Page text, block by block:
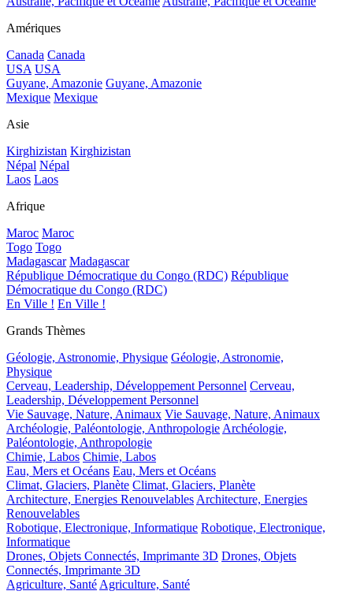
Amériques
Canada Canada
USA USA
Guyane, Amazonie Guyane, Amazonie
Mexique Mexique
Asie
Kirghizistan Kirghizistan
Népal Népal
Laos Laos
Afrique
Maroc Maroc
Togo Togo
Madagascar Madagascar
République Démocratique du Congo (RDC) République
Démocratique du Congo (RDC)
En Ville ! En Ville !
Grands Thèmes
Géologie, Astronomie, Physique Géologie, Astronomie,
Physique
Cerveau, Leadership, Développement Personnel Cerveau,
Leadership, Développement Personnel
Vie Sauvage, Nature, Animaux Vie Sauvage, Nature, Animaux
Archéologie, Paléontologie, Anthropologie Archéologie,
Paléontologie, Anthropologie
Chimie, Labos Chimie, Labos
Eau, Mers et Océans Eau, Mers et Océans
Climat, Glaciers, Planète Climat, Glaciers, Planète
Architecture, Energies Renouvelables Architecture, Energies
Renouvelables
Robotique, Electronique, Informatique Robotique, Electronique,
Informatique
Drones, Objets Connectés, Imprimante 3D Drones, Objets
Connectés, Imprimante 3D
Agriculture, Santé Agriculture, Santé